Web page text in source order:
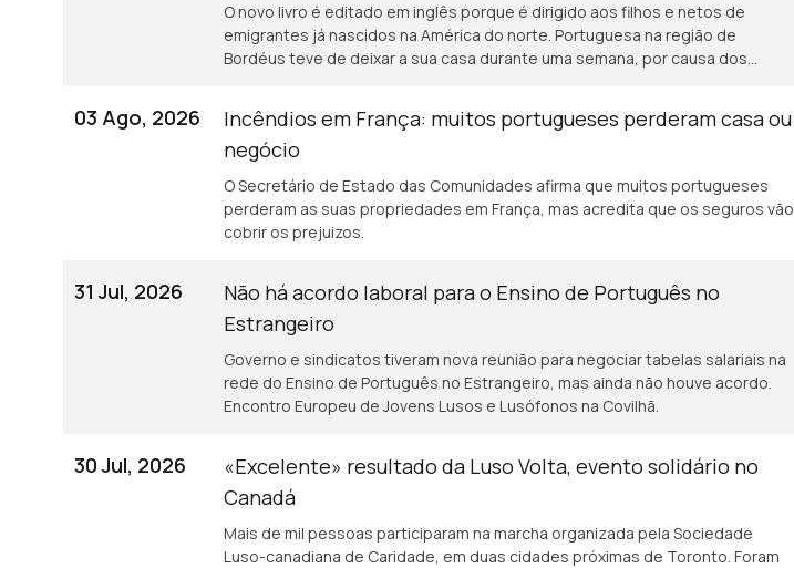
O novo livro é editado em inglês porque é dirigido aos filhos e netos de
emigrantes já nascidos na América do norte. Portuguesa na região de
Bordéus teve de deixar a sua casa durante uma semana, por causa dos
03 Ago, 2026
Incêndios em França: muitos portugueses perderam casa ou
negócio
O Secretário de Estado das Comunidades afirma que muitos portugueses
perderam as suas propriedades em França, mas acredita que os seguros vão
cobrir os prejuizos.
31 Jul, 2026
Não há acordo laboral para o Ensino de Português no
Estrangeiro
Governo e sindicatos tiveram nova reunião para negociar tabelas salariais na
rede do Ensino de Português no Estrangeiro, mas ainda não houve acordo.
Encontro Europeu de Jovens Lusos e Lusófonos na Covilhã.
30 Jul, 2026
«Excelente» resultado da Luso Volta, evento solidário no
Canadá
Mais de mil pessoas participaram na marcha organizada pela Sociedade
Luso-canadiana de Caridade, em duas cidades próximas de Toronto. Foram